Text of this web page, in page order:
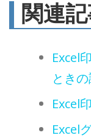
関連
Excel
とき
Excel
Excel